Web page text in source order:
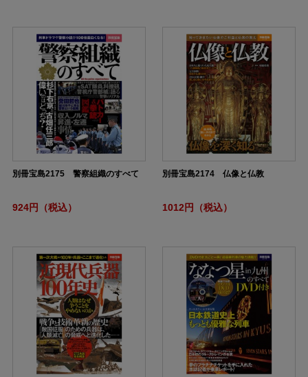
別冊宝島2175 警察組織のすべて
924円（税込）
別冊宝島2174 仏像と仏教
1012円（税込）